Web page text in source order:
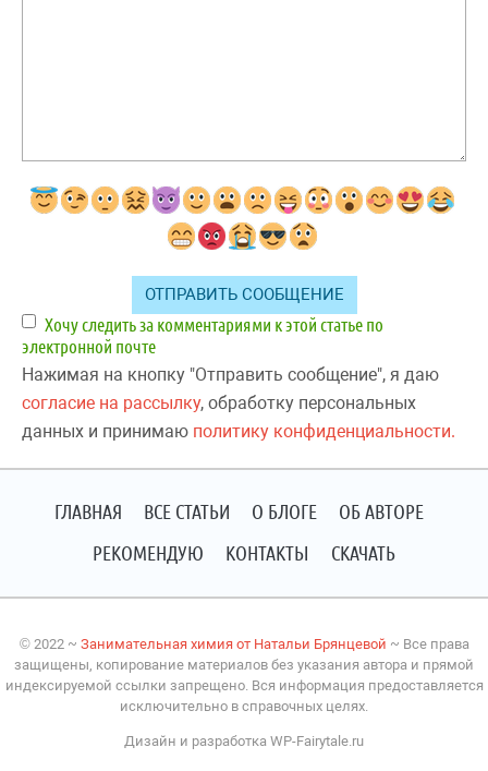
Хочу следить за комментариями к этой статье по
электронной почте
Нажимая на кнопку "Отправить сообщение", я даю
согласие на рассылку, обработку персональных
данных и принимаю политику конфиденциальности.
ГЛАВНАЯ ВСЕ СТАТЬИ О БЛОГЕ
ОБ АВТОРЕ
РЕКОМЕНДУЮ
КОНТАКТЫ СКАЧАТЬ
© 2022~ Занимательная химия от Натальи Брянцевой ~ Все права
защищены, копирование материалов без указания автора и прямой
индексируемой ссылки запрещено. Вся информация предоставляется
исключительно в справочных целях.
Дизайн и разработка WP-Fairytale.ru